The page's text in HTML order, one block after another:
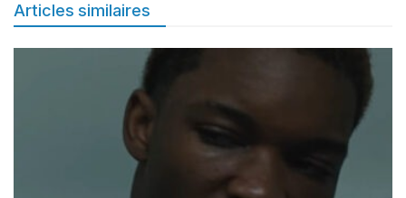
Articles similaires